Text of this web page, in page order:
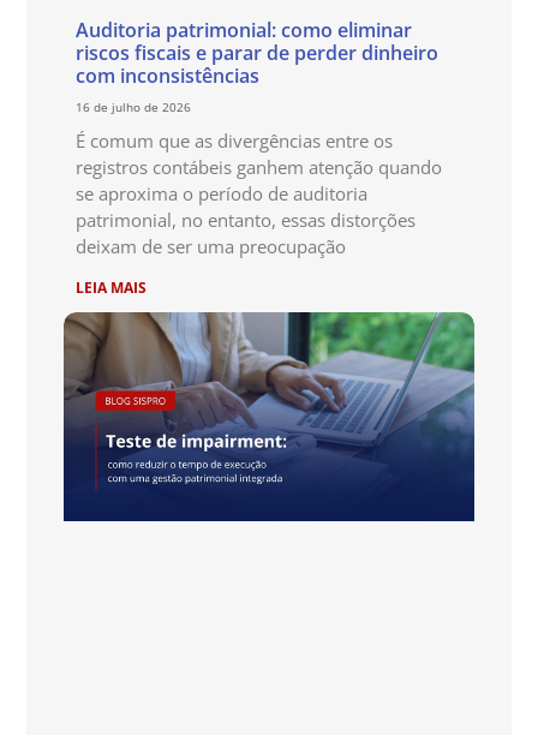
Auditoria patrimonial: como eliminar
riscos fiscais e parar de perder dinheiro
com inconsistências
16 de julho de 2026
É comum que as divergências entre os
registros contábeis ganhem atenção quando
se aproxima o período de auditoria
patrimonial, no entanto, essas distorções
deixam de ser uma preocupação
LEIA MAIS